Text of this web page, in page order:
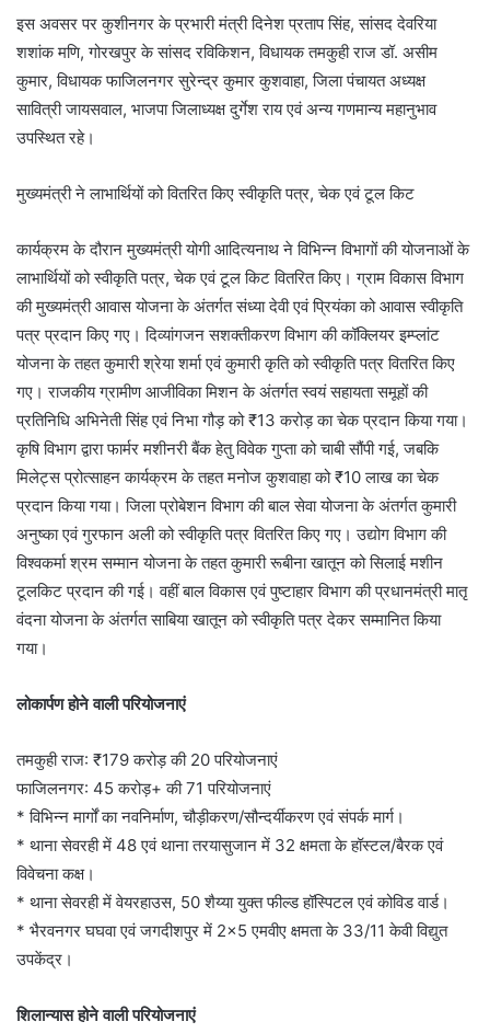
इस अवसर पर कुशीनगर के प्रभारी मंत्री दिनेश प्रताप सिंह, सांसद देवरिया
शशांक मणि, गोरखपुर के सांसद रविकिशन, विधायक तमकुही राज डॉ. असीम
कुमार, विधायक फाजिलनगर सुरेन्द्र कुमार कुशवाहा, जिला पंचायत अध्यक्ष
सावित्री जायसवाल, भाजपा जिलाध्यक्ष दुर्गेश राय एवं अन्य गणमान्य महानुभाव
उपस्थित रहे।
मुख्यमंत्री ने लाभार्थियों को वितरित किए स्वीकृति पत्र, चेक एवं टूल किट
कार्यक्रम के दौरान मुख्यमंत्री योगी आदित्यनाथ ने विभिन्न विभागों की योजनाओं के
लाभार्थियों को स्वीकृति पत्र, चेक एवं टूल किट वितरित किए। ग्राम विकास विभाग
की मुख्यमंत्री आवास योजना के अंतर्गत संध्या देवी एवं प्रियंका को आवास स्वीकृति
पत्र प्रदान किए गए। दिव्यांगजन सशक्तीकरण विभाग की कॉक्लियर इम्प्लांट
योजना के तहत कुमारी श्रेया शर्मा एवं कुमारी कृति को स्वीकृति पत्र वितरित किए
गए। राजकीय ग्रामीण आजीविका मिशन के अंतर्गत स्वयं सहायता समूहों की
प्रतिनिधि अभिनेती सिंह एवं निभा गौड़ को ₹13 करोड़ का चेक प्रदान किया गया।
कृषि विभाग द्वारा फार्मर मशीनरी बैंक हेतु विवेक गुप्ता को चाबी सौंपी गई, जबकि
मिलेट्स प्रोत्साहन कार्यक्रम के तहत मनोज कुशवाहा को ₹10 लाख का चेक
प्रदान किया गया। जिला प्रोबेशन विभाग की बाल सेवा योजना के अंतर्गत कुमारी
अनुष्का एवं गुरफान अली को स्वीकृति पत्र वितरित किए गए। उद्योग विभाग की
विश्वकर्मा श्रम सम्मान योजना के तहत कुमारी रूबीना खातून को सिलाई मशीन
टूलकिट प्रदान की गई। वहीं बाल विकास एवं पुष्टाहार विभाग की प्रधानमंत्री मातृ
वंदना योजना के अंतर्गत साबिया खातून को स्वीकृति पत्र देकर सम्मानित किया
गया।
लोकार्पण होने वाली परियोजनाएं
तमकुही राज: ₹179 करोड़ की 20 परियोजनाएं
फाजिलनगर: 45 करोड़+ की 71 परियोजनाएं
* विभिन्न मार्गों का नवनिर्माण, चौड़ीकरण/सौन्दर्यीकरण एवं संपर्क मार्ग।
* थाना सेवरही में 48 एवं थाना तरयासुजान में 32 क्षमता के हॉस्टल/बैरक एवं
विवेचना कक्ष।
* थाना सेवरही में वेयरहाउस, 50 शैय्या युक्त फील्ड हॉस्पिटल एवं कोविड वार्ड।
* भैरवनगर घघवा एवं जगदीशपुर में 2×5 एमवीए क्षमता के 33/11 केवी विद्युत
उपकेंद्र।
शिलान्यास होने वाली परियोजनाएं